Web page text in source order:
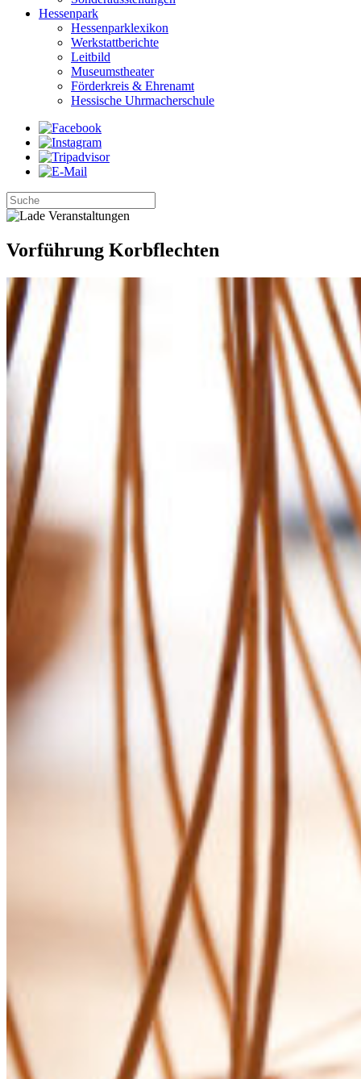
Hessenpark
Hessenparklexikon
Werkstattberichte
Leitbild
Museumstheater
Förderkreis & Ehrenamt
Hessische Uhrmacherschule
Vorführung Korbflechten